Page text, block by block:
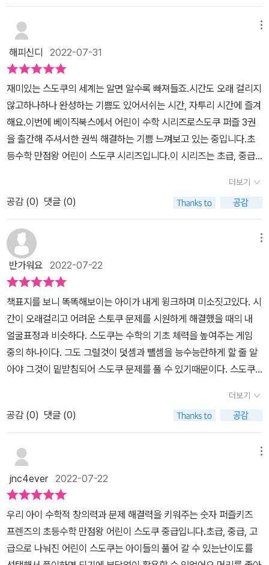
보니 여전히 주입식 교육에 익숙해져 있잖아요.생각하는 힘을 키워
창의적인 문제해결력을 키우고 싶다면 오늘부터 스도쿠로 시작해 보
세요!**출판사에 제공받고 주관적으로 작성한 후기입니다**
가 선택한 중급은 6×6, 8×8퍼즐 총 150문제로 구성이 되어 있어
서 실전 연습으로 좋습니다. 아마 초등 저학년 아이들이 선택해도 무
리없이 잘 할 것 같네요.고급 스도쿠는 8×8, 9×9퍼즐 총 150문제
로 되어서 아이뿐 아니라 어른들도 해보면 좋을 것 같아요.중급 끝나
면 고급도 도전을 해보고 싶네요.스도쿠게임은 숫자을 빈칸에 채우는
데 줄이나 작은 박스안에는 각각 숫자가 한 번씩만 사용이 되는 놀이
예요.같은 문제를 사람들마다 다르게 풀이헤서 빠르게 채워가는 맛
이 있는 퍼즐이예요. 수학적 창의성과 문제해결력을 키울 수 있는 논
리게임이예요.실제로 우리 딸아이는 크게 가르쳐 주지 않았는데 스스
로 몇 번 하더니 터득을 하더라구요. 너무 재미있다고 신나게 하고 있
어요. 집중력을 높이고 유추해 내는 능력까지 배양시켜주는 놀이예
요.처음에 확실하지 않은 숫자는 희미하게 표현을 해뒀다가 확실해지
른들 보다는 아직 넓게 보는 힘이 약해서 빠르게 찾지는 못하지만 하
다보면 점점 느는 것 같아요. 처음에는 정말 오래걸리더니 방법을 익
히고 나니 엄청 빠르게 마무리 하더라구요. 여행가는 길에도 가방속
에 쏘옥 넣어가면 지루할 틈이 없을 것 같아요. 포켓사이즈에 스프링
으로 되어 있어서 완전히 넘겨서 사용할 수 있어서 편한 것 같아요. 어
이들이 놀고 있으면 불안하고 그런데 스도쿠는 수학적 능력을 키우
고 집중력도 키울 수 있어 만족스러워요틈새시간을 알차게 채우고 싶
은 분들께 적극 추천드려요. 초급은 유치초저, 중급은 초저, 고급은 초
등고학년이 잘 맞을 것 같아요 .본 후기는 업체로부터 책을 무상으
즈프렌즈 #초등수학만점왕어린이스도쿠#초등수학만점왕스도쿠중
급 #숫자퍼즐 #스도쿠#책세상맘수다카페 #책세상 #맘수다
해피신디 2022-07-31
재미있는 스도쿠의 세계는 알면 알수록 빠져들죠.시간도 오래 걸리지
않고하나하나 완성하는 기쁨도 있어서쉬는 시간, 자투리 시간에 즐겨
해요.​이번에 베이직북스에서 어린이 수학 시리즈로스도쿠 퍼즐 3권
을 출간해 주셔서한 권씩 해결하는 기쁨 느껴보고 있는 중입니다.초
등수학 만점왕 어린이 스도쿠 시리즈입니다.이 시리즈는 초급, 중급,
이번에는 중급을 풀어보았습니다.​베이직북스 유.아동 전문 출판인 키
즈프렌즈에서 나온 책으로 믿음이 가요.이 책을 통해 창의력과 문제
해결력을 키울 수 있다는앞표지 문구에 더욱 마음이 끌립니다. ^^1단
계는 6*6 문제입니다.초급 마지막 단계에서 이미 80문제를 연습했
기 때문에거부감 없이 시작해 보아요.총 36칸의 숫자를 맞추는 것이
고,1부터 6까지의 숫자를 가로 세로에 넣는 거죠.한 줄에 같은 숫자가
들어갈 수 없다는 스도쿠 규칙으로 열심히 풀어요.초급에 나온 6*6
문제들은 24칸 정도 이미 숫자가 쓰여 있고,12칸의 답만 구하면 되므
로 쉽게 풀었지만,중급의 6*6 문제들은 반대로 12칸의 숫자가 이미
쓰여 있고,24칸의 답을 구하면 되네요.초급보다는 많이 어려워졌지
만,단계적으로 실력을 올릴 수 있도록 돕는 문제들이므로차분하게 풀
면서 스도쿠를 즐겨보아요.이렇게 68문제 정도를 풀어볼 수 있어요.
다음 단계는 8*8 문제들을 풀어봅니다.총 64칸이고,1부터 8까지의
숫자를 쓰는 거죠.​칸이 확 늘어나서 살짝 부담스럽지만,​숫자가 이미
있어요.​150번 문제는8*8 문제이긴 하지만총 64칸 중에서32칸의
숫자가 쓰여 있고,32칸의 숫자를 맞추는 정도로조금 어려워지죠.​이
렇게 쉬운 문제들부터 차근차근 풀어보며 스도쿠의 재미를 느껴봅니
다.실력을 쌓아서 다음 단계로 나아갈 수 있도록 돕는, 좋은 문제들이
예요.​스도쿠를 즐기면서 초등수학 만점에 도전하고 싶은 어린이들에
게 이 책을 추천합니다.​#초등수학만점왕, #어린이스도쿠, #키즈프렌
즈, #베이직콘텐츠랩, #베이직북스, #스프링핸드북, #스도쿠퍼즐, #
더보기
공감 (0) 댓글 (0)
반가워요 2022-07-22
책표지를 보니 똑똑해보이는 아이가 내게 윙크하며 미소짓고있다. 시
간이 오래걸리고 어려운 스토쿠 문제를 시원하게 해결했을 때의 내
얼굴표정과 비슷하다. 스도쿠는 수학의 기초 체력을 높여주는 게임
중의 하나이다. 그도 그럴것이 덧셈과 뺄셈을 능수능란하게 할 줄 알
아야 그것이 밑받침되어 스도쿠 문제를 풀 수 있기때문이다. 스도쿠
신비한 영역을 보여줄 수 있는 쉬운 게임이라고 생각한다. 난이도 조
절만 잘한다면 스도쿠를 통해 자연스럽게 아이의 집중력도 향상시킬
수 있을 것이다. 또 스도쿠 문제를 해결하며 성취감을 느끼며 자존감
도 높여줄 수 있기에 아이 스스로 수학에 자신감도 생길 것이라 확신
한다. 단순히 덧셈과 뺄셈을 넘어 논리적인 사고력도 필요하기에 다
방면에서 스도쿠는 우리에게 유익하다. 게다가 요즘은 대다수의 아이
들이 스마트폰을 갖고 있기때문에 다양한 스도쿠앱을 통해 손쉽게 문
제를 접할 수 있다. 하지만 온라인보다는 오프라인의 지면을 이용한
스도쿠책을 추천한다. 왜냐하면 책으로 스도쿠를 풀 때 펜을 이용해
손가락을 움직여야 하기에 소근육을 이용하고 더 나아가 뇌발달에 좋
더보기
공감 (0) 댓글 (0)
jnc4ever2022-07-22
우리 아이 수학적 창의력과 문제 해결력을 키워주는 숫자 퍼즐키즈
프렌즈의 초등수학 만점왕 어린이 스도쿠 중급입니다.초급, 중급, 고
급으로 나눠진 어린이 스도쿠는 아이들의 풀어 갈 수 있는난이도를